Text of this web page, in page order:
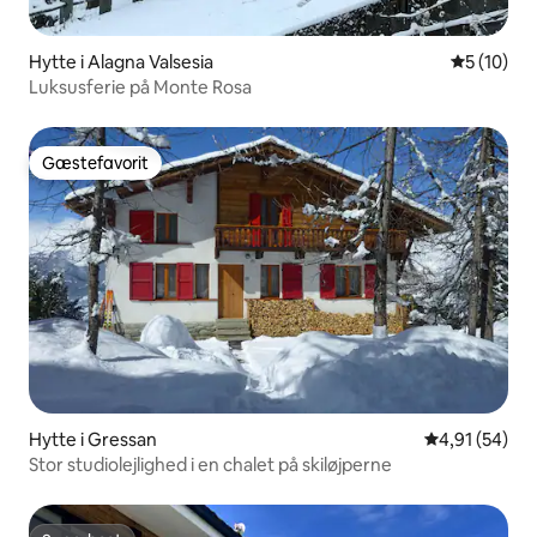
Hytte i Alagna Valsesia 5 ud af 5 i
5 (10)
Luksusferie på Monte Rosa
Gæstefavorit
Gæstefavorit
Hytte i Gressan 4,91 ud af 5
4,91 (54)
Stor studiolejlighed i en chalet på skiløjperne